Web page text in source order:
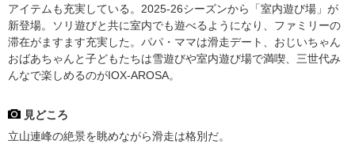
アイテムも充実している。2025-26シーズンから「室内遊び場」が
新登場。ソリ遊びと共に室内でも遊べるようになり、ファミリーの
滞在がますます充実した。パパ・ママは滑走デート、おじいちゃん
おばあちゃんと子どもたちは雪遊びや室内遊び場で満喫、三世代み
んなで楽しめるのがIOX-AROSA。
見どころ
立山連峰の絶景を眺めながら滑走は格別だ。